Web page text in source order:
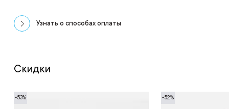
Узнать о способах оплаты
Скидки
-53% -52%